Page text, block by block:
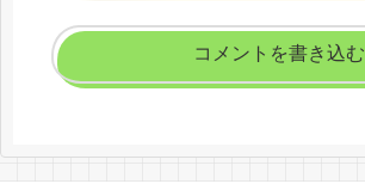
コメントを書き込む